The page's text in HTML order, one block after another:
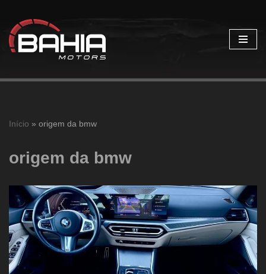
Pular
para
Início » origem da bmw
origem da bmw